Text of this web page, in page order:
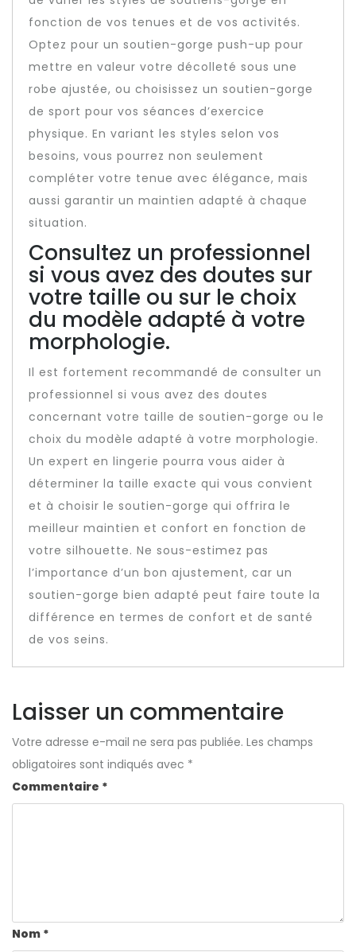
fonction de vos tenues et de vos activités.
Optez pour un soutien-gorge push-up pour
mettre en valeur votre décolleté sous une
robe ajustée, ou choisissez un soutien-gorge
de sport pour vos séances d’exercice
physique. En variant les styles selon vos
besoins, vous pourrez non seulement
compléter votre tenue avec élégance, mais
aussi garantir un maintien adapté à chaque
situation.
Consultez un professionnel
si vous avez des doutes sur
votre taille ou sur le choix
du modèle adapté à votre
morphologie.
Il est fortement recommandé de consulter un
professionnel si vous avez des doutes
concernant votre taille de soutien-gorge ou le
choix du modèle adapté à votre morphologie.
Un expert en lingerie pourra vous aider à
déterminer la taille exacte qui vous convient
et à choisir le soutien-gorge qui offrira le
meilleur maintien et confort en fonction de
votre silhouette. Ne sous-estimez pas
l’importance d’un bon ajustement, car un
soutien-gorge bien adapté peut faire toute la
différence en termes de confort et de santé
de vos seins.
Laisser un commentaire
Votre adresse e-mail ne sera pas publiée. Les champs
obligatoires sont indiqués avec *
Commentaire *
Nom *